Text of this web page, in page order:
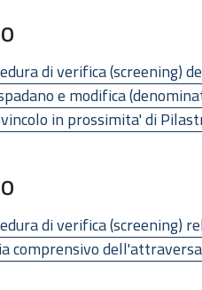
di verifica (screening)
e modifica
in prossimita' di
di verifica (screening)
comprensivo